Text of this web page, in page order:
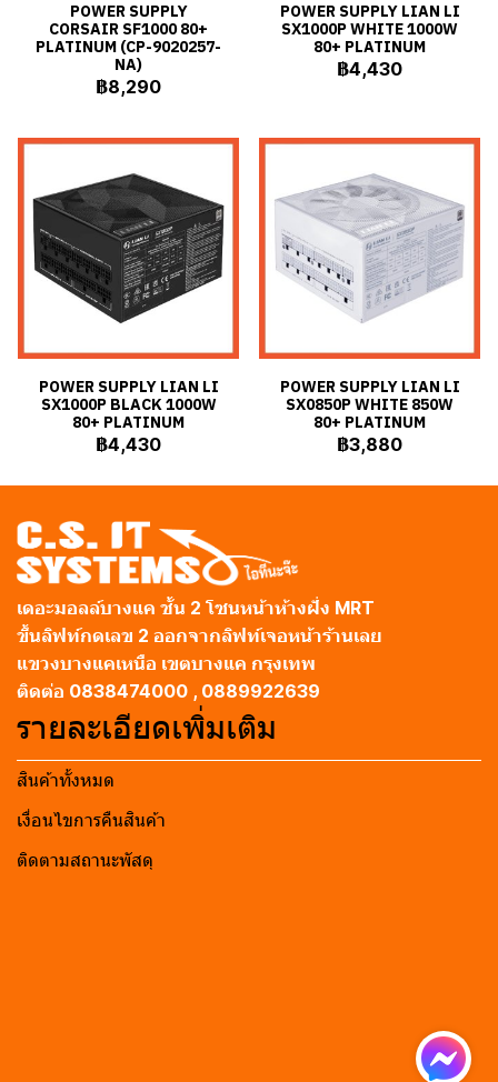
POWER SUPPLY
CORSAIR SF1000 80+
PLATINUM (CP-9020257-
NA)
฿8,290
POWER SUPPLY LIAN LI
SX1000P WHITE 1000W
80+ PLATINUM
฿4,430
POWER SUPPLY LIAN LI
SX1000P BLACK 1000W
80+ PLATINUM
฿4,430
POWER SUPPLY LIAN LI
SX0850P WHITE 850W
80+ PLATINUM
฿3,880
เดอะมอลล์บางแค ชั้น 2 โซนหน้าห้างฝั่ง MRT
ขึ้นลิฟท์กดเลข 2 ออกจากลิฟท์เจอหน้าร้านเลย
แขวงบางแคเหนือ เขตบางแค กรุงเทพ
ติดต่อ 0838474000 , 0889922639
รายละเอียดเพิ่มเติม
สินค้าทั้งหมด
เงื่อนไขการคืนสินค้า
ติดตามสถานะพัสดุ